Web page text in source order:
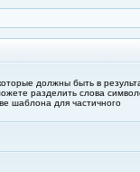
должны быть в
разделить слова
шаблона для частичного